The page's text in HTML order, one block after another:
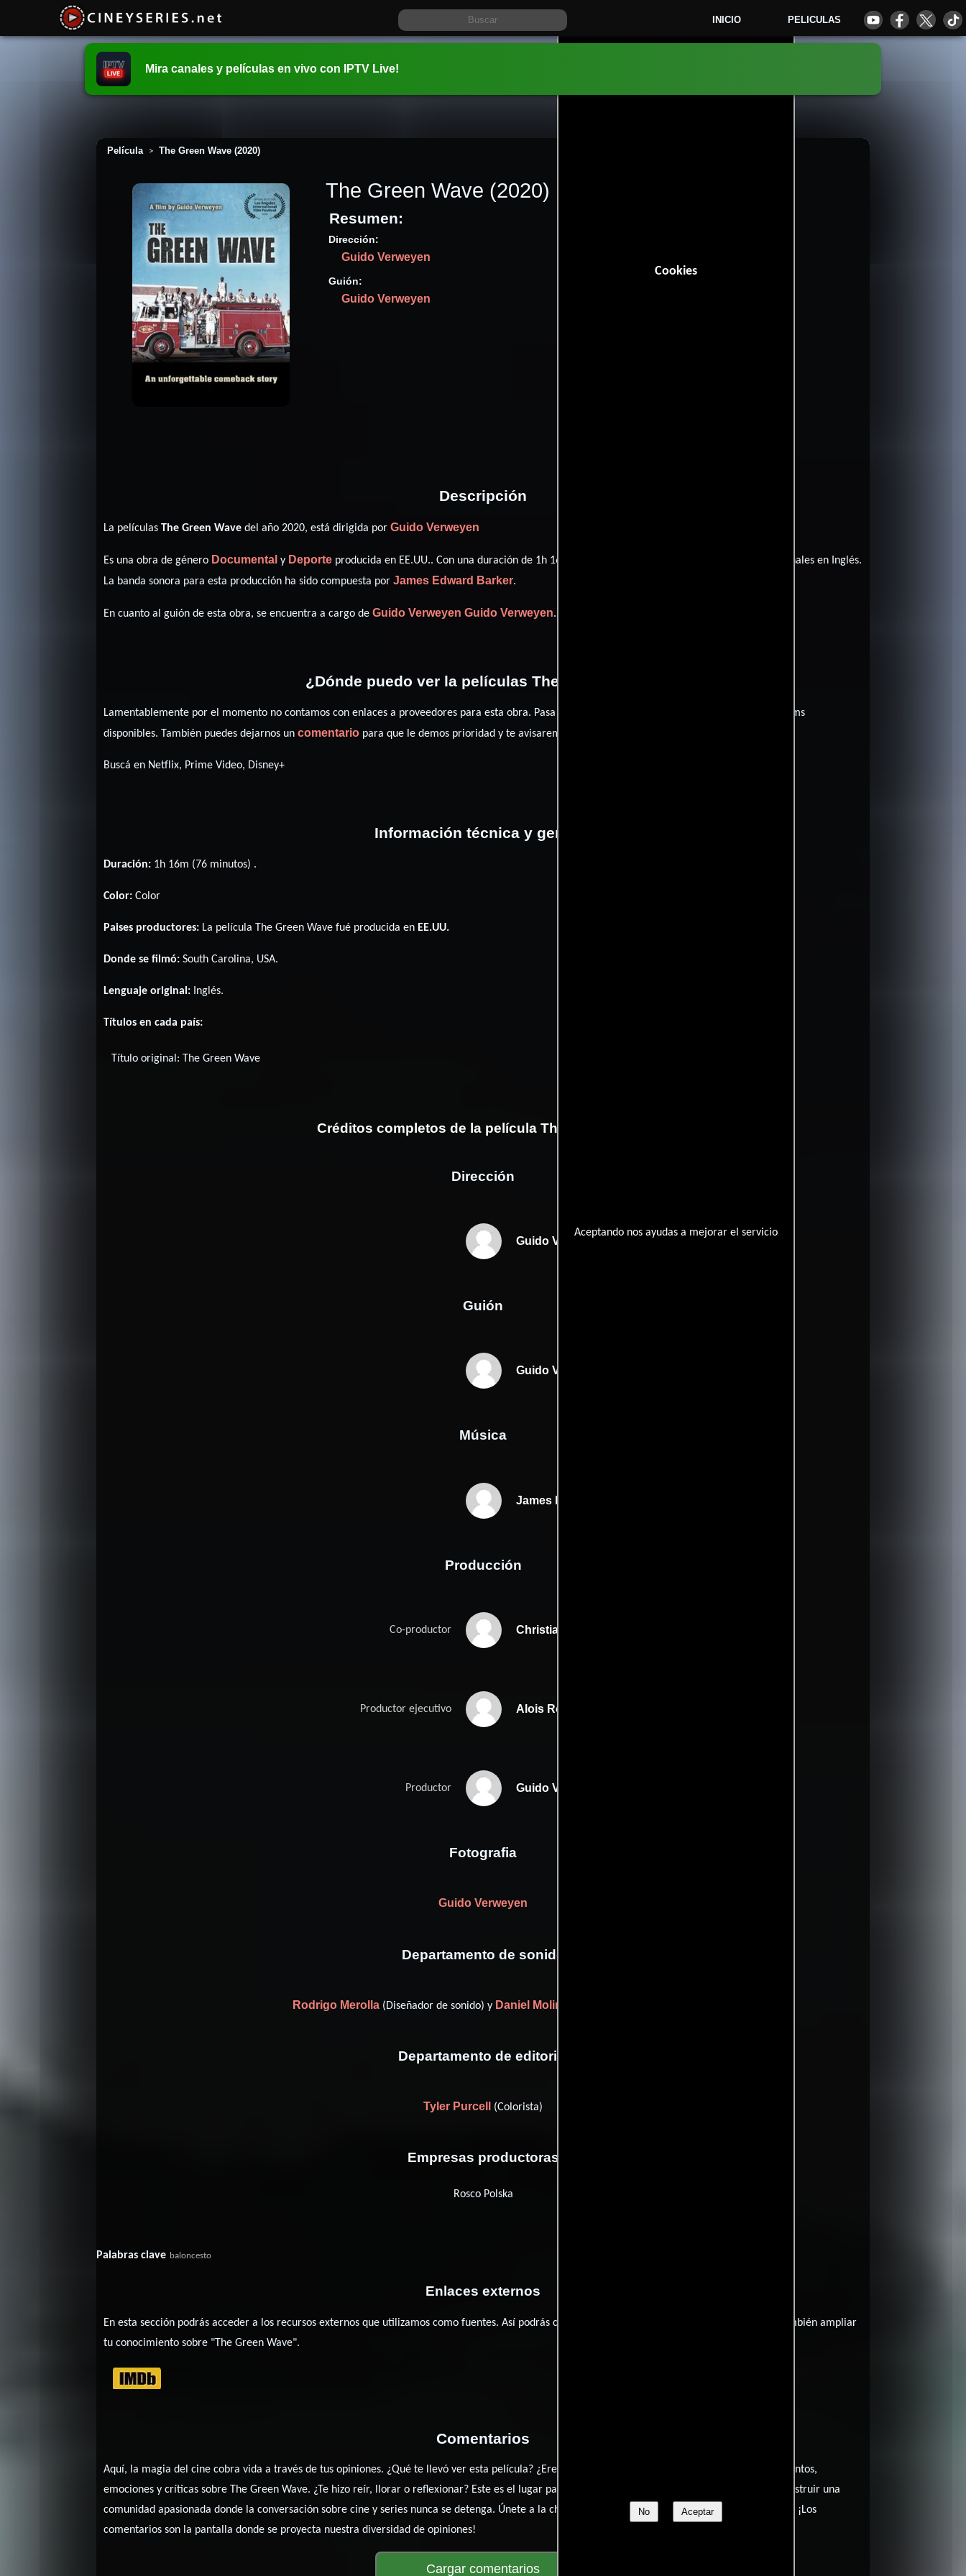
INICIO PELICULAS
Cookies
Aceptando nos ayudas a mejorar el servicio
No Aceptar
Mira canales y películas en vivo con IPTV Live!
Película > The Green Wave (2020)
The Green Wave (2020)
Resumen:
Dirección:
Guido Verweyen
Guión:
Guido Verweyen
1h 16m (76 minutos).
Descripción
La películasThe Green Wave del año 2020, está dirigida porGuido Verweyen
Es una obra de género Documental y Deporte producida en EE.UU.. Con una duración de 1h 16m (76 minutos), esta película tiene diálogos originales en Inglés.
La banda sonora para esta producción ha sido compuesta porJames Edward Barker.
En cuanto al guión de esta obra, se encuentra a cargo deGuido Verweyen Guido Verweyen.
¿Dónde puedo ver la películas The Green Wave?
Lamentablemente por el momento no contamos con enlaces a proveedores para esta obra. Pasa por nuestro catálogo de
y encuentra films
disponibles. También puedes dejarnos uncomentario para que le demos prioridad y te avisaremos cuando se encuentre disponible
Buscá en Netflix, Prime Video, Disney+
Información técnica y general
Duración: 1h 16m (76 minutos) .
Color: Color
Paises productores: La película The Green Wave fué producida en EE.UU.
Donde se filmó: South Carolina, USA.
Lenguaje original: Inglés.
Títulos en cada país:
Título original: The Green Wave
Créditos completos de la película The Green Wave
Dirección
Guido Verweyen
Guión
Guido Verweyens
Música
James Edward Barker
Producción
Co-productor Christian Arnold-Beutel
Productor ejecutivo Alois Rostek
Productor Guido Verweyen
Fotografia
Guido Verweyen
Departamento de sonido
Rodrigo Merolla (Diseñador de sonido) y Daniel Molina
Departamento de editorial
Tyler Purcell (Colorista)
Empresas productoras
Rosco Polska
Palabras clave baloncesto
Enlaces externos
En esta sección podrás acceder a los recursos externos que utilizamos como fuentes. Así podrás chequear toda la información que publicamos y también ampliar
tu conocimiento sobre "The Green Wave".
Comentarios
Aquí, la magia del cine cobra vida a través de tus opiniones. ¿Qué te llevó ver esta película? ¿Eres fan de Guido Verweyen,? Comparte tus pensamientos,
emociones y críticas sobre The Green Wave. ¿Te hizo reír, llorar o reflexionar? Este es el lugar para expresarlo. ¡No te guardes nada! Queremos construir una
comunidad apasionada donde la conversación sobre cine y series nunca se detenga. Únete a la charla y déjanos conocer tu mundo cinematográfico. ¡Los
comentarios son la pantalla donde se proyecta nuestra diversidad de opiniones!
Cargar comentarios